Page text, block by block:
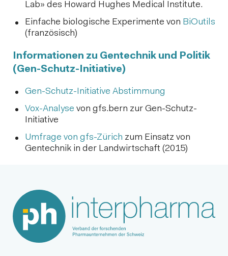
Lab» des Howard Hughes Medical Institute.
Einfache biologische Experimente von BiOutils
(französisch)
Informationen zu Gentechnik und Politik
(Gen-Schutz-Initiative)
Gen-Schutz-Initiative Abstimmung
Vox-Analyse von gfs.bern zur Gen-Schutz-
Initiative
Umfrage von gfs-Zürich zum Einsatz von
Gentechnik in der Landwirtschaft (2015)